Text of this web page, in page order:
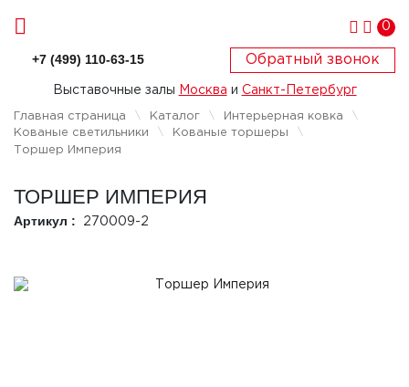
0
+7 (499) 110-63-15 Обратный звонок
Выставочные залы Москва и Санкт-Петербург
Главная страница Каталог
Интерьерная ковка
Кованые светильники
Кованые торшеры
Торшер Империя
ТОРШЕР ИМПЕРИЯ
Артикул : 270009-2